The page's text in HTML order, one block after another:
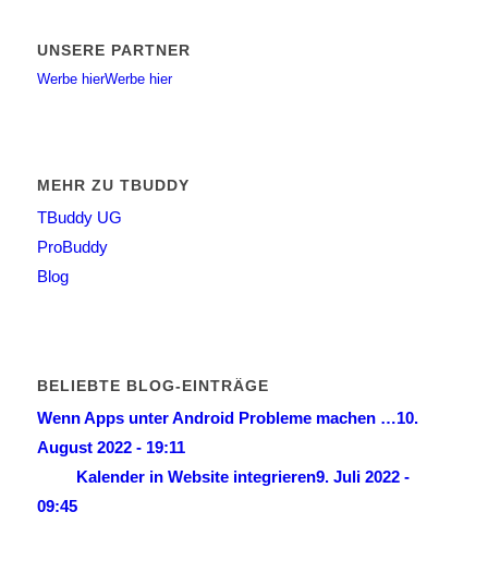
UNSERE PARTNER
Werbe hierWerbe hier
MEHR ZU TBUDDY
TBuddy UG
ProBuddy
Blog
BELIEBTE BLOG-EINTRÄGE
Wenn Apps unter Android Probleme machen …10.
August 2022 - 19:11
Kalender in Website integrieren9. Juli 2022 -
09:45